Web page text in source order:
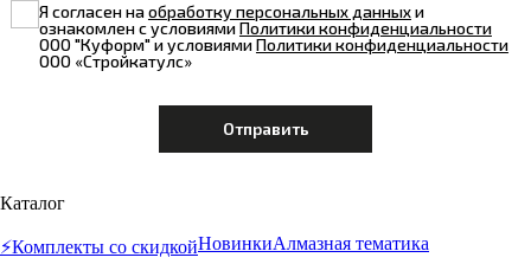
Я согласен наобработку персональных данныхи
ознакомлен с условиямиПолитики конфиденциальности
ООО "Куформ" и условиямиПолитики конфиденциальности
ООО «Стройкатулс»
Каталог
⚡️Комплекты со скидкойНовинкиАлмазная тематика